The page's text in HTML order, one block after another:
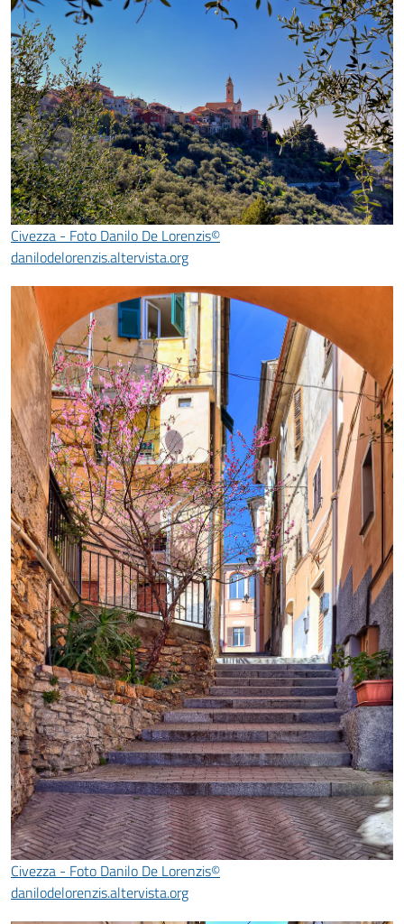
Civezza - Foto Danilo De Lorenzis©
danilodelorenzis.altervista.org
Civezza - Foto Danilo De Lorenzis©
danilodelorenzis.altervista.org